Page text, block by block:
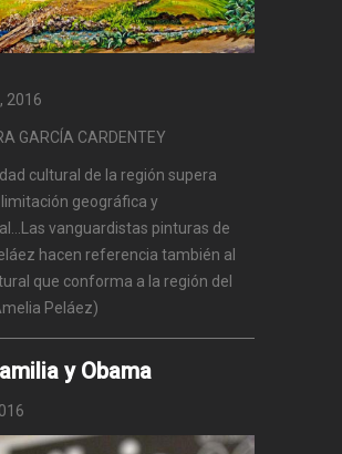
2016
GARCÍA CARDENTEY
cultural de la región supera
geográfica y
vanguardistas pinturas de
hacen referencia también al
que conforma a la región del
Peláez)
y Obama